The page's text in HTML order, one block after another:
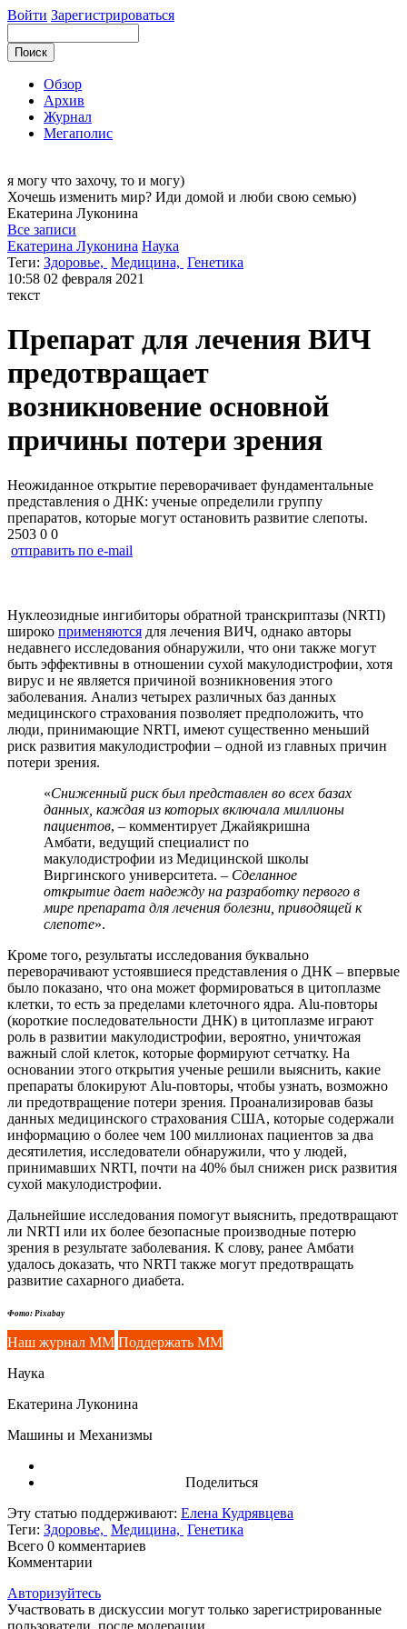
Войти Зарегистрироваться
Обзор
Архив
Журнал
Мегаполис
я могу что захочу, то и могу)
Хочешь изменить мир? Иди домой и люби свою семью)
Екатерина Луконина
Все записи
Екатерина Луконина Наука
Теги: Здоровье, Медицина, Генетика
10:58 02 февраля 2021
текст
Препарат для лечения ВИЧ
предотвращает
возникновение основной
причины потери зрения
Неожиданное открытие переворачивает фундаментальные
представления о ДНК: ученые определили группу
препаратов, которые могут остановить развитие слепоты.
2503 0 0
отправить по e-mail
Нуклеозидные ингибиторы обратной транскриптазы (NRTI)
широко применяются для лечения ВИЧ, однако авторы
недавнего исследования обнаружили, что они также могут
быть эффективны в отношении сухой макулодистрофии, хотя
вирус и не является причиной возникновения этого
заболевания. Анализ четырех различных баз данных
медицинского страхования позволяет предположить, что
люди, принимающие NRTI, имеют существенно меньший
риск развития макулодистрофии – одной из главных причин
потери зрения.
«Сниженный риск был представлен во всех базах
данных, каждая из которых включала миллионы
пациентов, – комментирует Джайякришна
Амбати, ведущий специалист по
макулодистрофии из Медицинской школы
Виргинского университета. – Сделанное
открытие дает надежду на разработку первого в
мире препарата для лечения болезни, приводящей к
слепоте».
Кроме того, результаты исследования буквально
переворачивают устоявшиеся представления о ДНК – впервые
было показано, что она может формироваться в цитоплазме
клетки, то есть за пределами клеточного ядра. Alu-повторы
(короткие последовательности ДНК) в цитоплазме играют
роль в развитии макулодистрофии, вероятно, уничтожая
важный слой клеток, которые формируют сетчатку. На
основании этого открытия ученые решили выяснить, какие
препараты блокируют Alu-повторы, чтобы узнать, возможно
ли предотвращение потери зрения. Проанализировав базы
данных медицинского страхования США, которые содержали
информацию о более чем 100 миллионах пациентов за два
десятилетия, исследователи обнаружили, что у людей,
принимавших NRTI, почти на 40% был снижен риск развития
сухой макулодистрофии.
Дальнейшие исследования помогут выяснить, предотвращают
ли NRTI или их более безопасные производные потерю
зрения в результате заболевания. К слову, ранее Амбати
удалось доказать, что NRTI также могут предотвращать
развитие сахарного диабета.
Фото: Pixabay
Наш журнал ММ Поддержать ММ
Наука
Екатерина Луконина
Машины и Механизмы
Поделиться
Эту статью поддерживают: Елена Кудрявцева
Теги: Здоровье, Медицина, Генетика
Всего 0 комментариев
Комментарии
Авторизуйтесь
Участвовать в дискуссии могут только зарегистрированные
пользователи, после модерации.